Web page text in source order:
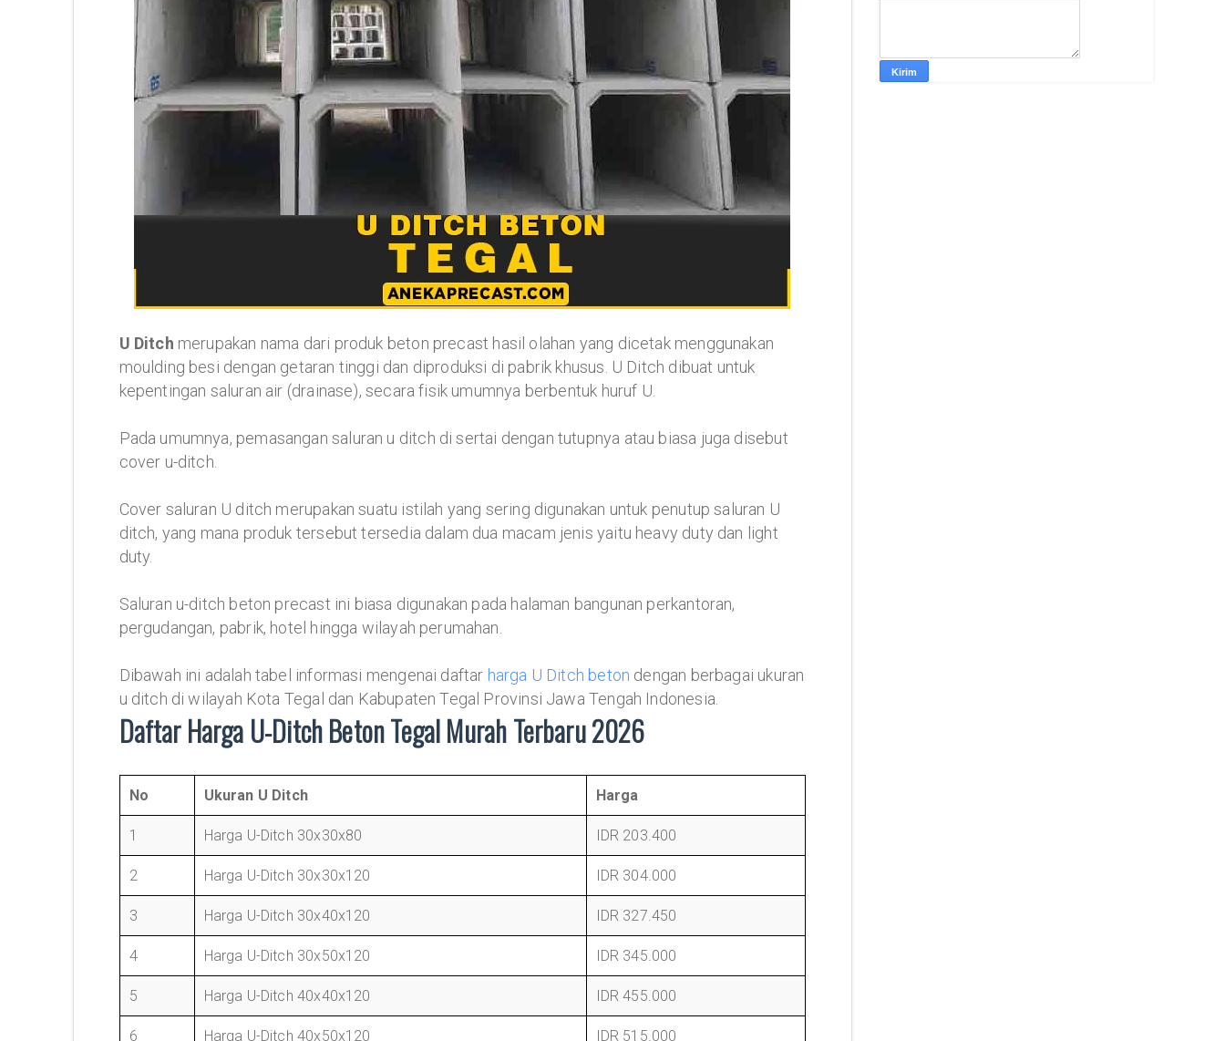
U Ditch merupakan nama dari produk beton precast hasil olahan yang dicetak menggunakan
moulding besi dengan getaran tinggi dan diproduksi di pabrik khusus. U Ditch dibuat untuk
kepentingan saluran air (drainase), secara fisik umumnya berbentuk huruf U.
Pada umumnya, pemasangan saluran u ditch di sertai dengan tutupnya atau biasa juga disebut
cover u-ditch.
Cover saluran U ditch merupakan suatu istilah yang sering digunakan untuk penutup saluran U
ditch, yang mana produk tersebut tersedia dalam dua macam jenis yaitu heavy duty dan light
duty.
Saluran u-ditch beton precast ini biasa digunakan pada halaman bangunan perkantoran,
pergudangan, pabrik, hotel hingga wilayah perumahan.
Dibawah ini adalah tabel informasi mengenai daftar harga U Ditch beton dengan berbagai ukuran
u ditch di wilayah Kota Tegal dan Kabupaten Tegal Provinsi Jawa Tengah Indonesia.
Daftar Harga U-Ditch Beton Tegal Murah Terbaru 2026
No Ukuran U Ditch Harga
1 Harga U-Ditch 30x30x80 IDR 203.400
2 Harga U-Ditch 30x30x120 IDR 304.000
3 Harga U-Ditch 30x40x120 IDR 327.450
4 Harga U-Ditch 30x50x120 IDR 345.000
5 Harga U-Ditch 40x40x120 IDR 455.000
6 Harga U-Ditch 40x50x120 IDR 515.000